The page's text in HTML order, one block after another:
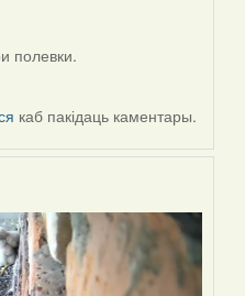
полевки.
каб пакідаць каментары.